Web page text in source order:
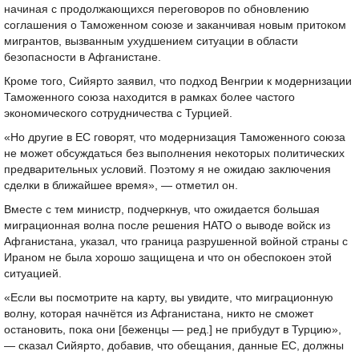
начиная с продолжающихся переговоров по обновлению
соглашения о Таможенном союзе и заканчивая новым притоком
мигрантов, вызванным ухудшением ситуации в области
безопасности в Афганистане.
Кроме того, Сийярто заявил, что подход Венгрии к модернизации
Таможенного союза находится в рамках более частого
экономического сотрудничества с Турцией.
«Но другие в ЕС говорят, что модернизация Таможенного союза
не может обсуждаться без выполнения некоторых политических
предварительных условий. Поэтому я не ожидаю заключения
сделки в ближайшее время», — отметил он.
Вместе с тем министр, подчеркнув, что ожидается большая
миграционная волна после решения НАТО о выводе войск из
Афганистана, указал, что граница разрушенной войной страны с
Ираном не была хорошо защищена и что он обеспокоен этой
ситуацией.
«Если вы посмотрите на карту, вы увидите, что миграционную
волну, которая начнётся из Афганистана, никто не сможет
остановить, пока они [беженцы — ред.] не прибудут в Турцию»,
— сказал Сийярто, добавив, что обещания, данные ЕС, должны